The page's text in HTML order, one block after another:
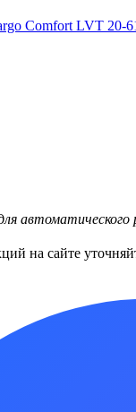
автоматического
на сайте